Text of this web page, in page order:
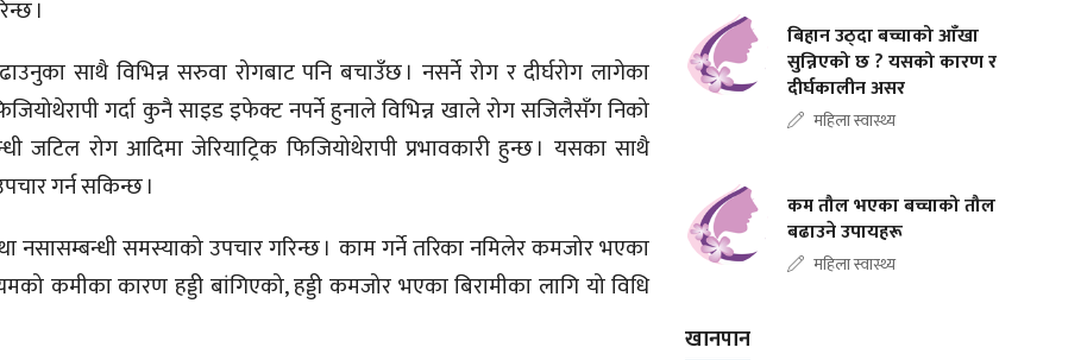
।
साथै विभिन्न सरुवा रोगबाट पनि बचाउँछ । नसर्ने रोग र दीर्घरोग लागेका
गर्दा कुनै साइड इफेक्ट नपर्ने हुनाले विभिन्न खाले रोग सजिलैसँग निको
जटिल रोग आदिमा जेरियाट्रिक फिजियोथेरापी प्रभावकारी हुन्छ । यसका साथै
गर्न सकिन्छ ।
नसासम्बन्धी समस्याको उपचार गरिन्छ । काम गर्ने तरिका नमिलेर कमजोर भएका
कमीका कारण हड्डी बांगिएको, हड्डी कमजोर भएका बिरामीका लागि यो विधि
बिहान उठ्दा बच्चाको आँखा
सुन्निएको छ ? यसको कारण र
दीर्घकालीन असर
महिला स्वास्थ्य
कम तौल भएका बच्चाको तौल
बढाउने उपायहरू
महिला स्वास्थ्य
खानपान